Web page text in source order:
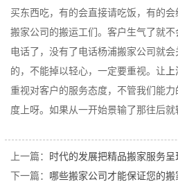
买东西吃，有的会直接请吃饭，有的
搬家公司的搬运工们。客户生气了就
电话了，没有了电话杨浦搬家公司就
的，不能掉以轻心，一定要重视。让
重视对客户的服务态度，不管我们能
度上呀。如果从一开始景输了那往后就
上一篇：
时代的发展把精品搬家服务呈
下一篇： 哪些搬家公司才能保证您的